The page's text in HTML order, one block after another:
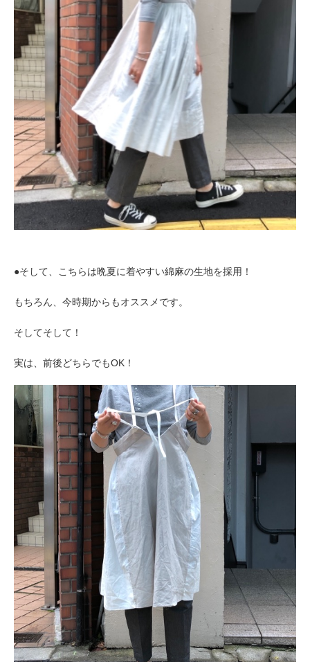
●そして、こちらは晩夏に着やすい綿麻の生地を採用！
もちろん、今時期からもオススメです。
そしてそして！
実は、前後どちらでもOK！